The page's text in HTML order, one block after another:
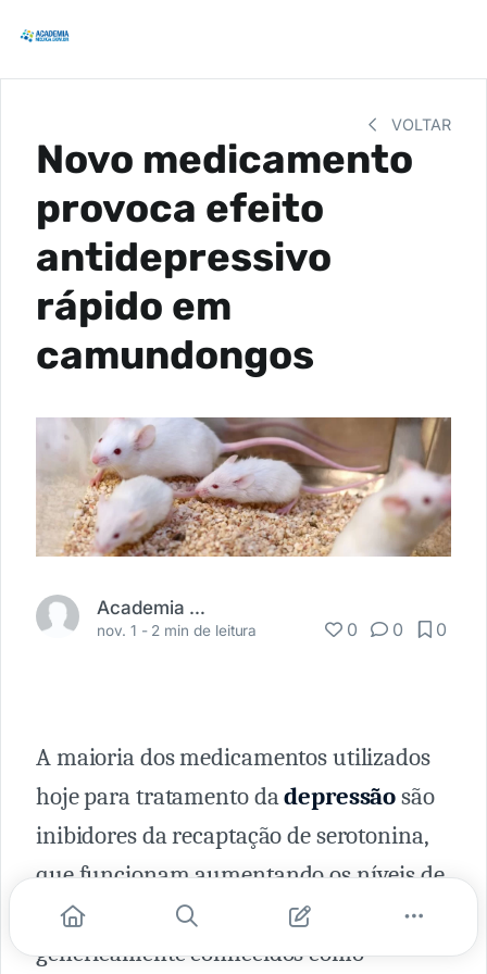
VOLTAR
Novo medicamento
provoca efeito
antidepressivo
rápido em
camundongos
Academia Médica
nov. 1 - 2 min de leitura 0 0 0
A maioria dos medicamentos utilizados
hoje para tratamento dadepressãosão
inibidores da recaptação de serotonina,
que funcionam aumentando os níveis de
serotonina no cérebro e são
genericamente conhecidos como